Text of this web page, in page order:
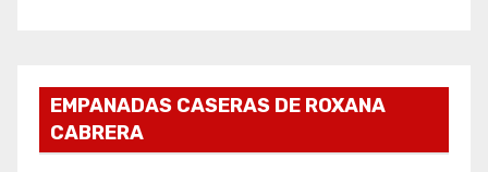
EMPANADAS CASERAS DE ROXANA
CABRERA